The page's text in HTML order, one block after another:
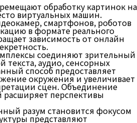
обработку картинок на
виртуальных машин.
смартфонов, роботов
в формате реального
зависимость от онлайн
соединяют зрительный
текста, аудио, сенсорных
способ предоставляет
окружения и увеличивает
сцен. Объединение
расширяет перспективы
разум становится фокусом
представляют